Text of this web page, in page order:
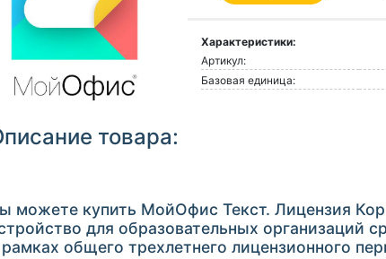
Характеристики:
Артикул:
Базовая единица:
товара:
можете купить МойОфис Текст. Лицензия
для образовательных организаций
рамках общего трехлетнего лицензионного